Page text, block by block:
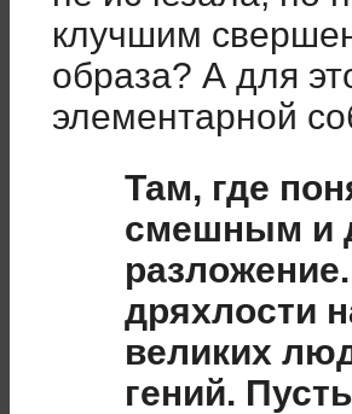
клучшим
образа? А для
элементарной
Там, где
смешным и
дряхлости
великих
гений.